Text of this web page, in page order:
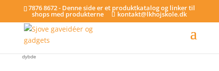
7876 8672 - Denne side er et produktkatalog og linker til
shops med produkterne kontakt@lkhojskole.dk
dybde